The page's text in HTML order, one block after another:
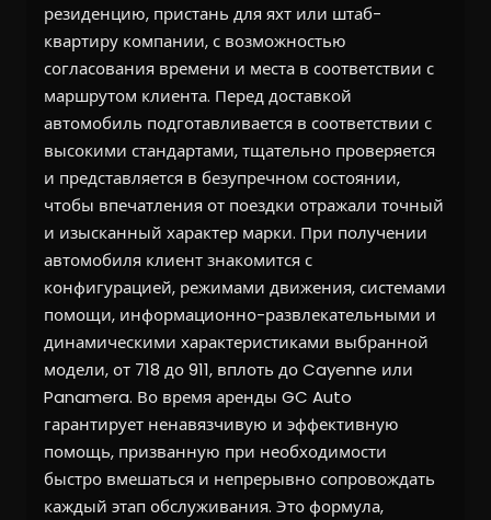
резиденцию, пристань для яхт или штаб-
квартиру компании, с возможностью
согласования времени и места в соответствии с
маршрутом клиента. Перед доставкой
автомобиль подготавливается в соответствии с
высокими стандартами, тщательно проверяется
и представляется в безупречном состоянии,
чтобы впечатления от поездки отражали точный
и изысканный характер марки. При получении
автомобиля клиент знакомится с
конфигурацией, режимами движения, системами
помощи, информационно-развлекательными и
динамическими характеристиками выбранной
модели, от 718 до 911, вплоть до Cayenne или
Panamera. Во время аренды GC Auto
гарантирует ненавязчивую и эффективную
помощь, призванную при необходимости
быстро вмешаться и непрерывно сопровождать
каждый этап обслуживания. Это формула,